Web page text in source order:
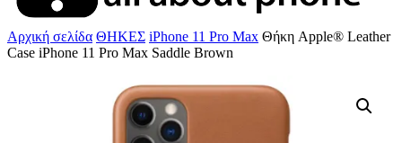
Αρχική σελίδα ΘΗΚΕΣ iPhone 11 Pro Max Θήκη Apple® Leather
Case iPhone 11 Pro Max Saddle Brown